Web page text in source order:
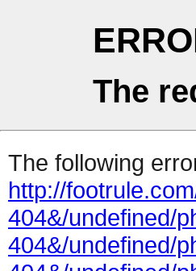
The
The following
http://
404&/undefined/
404&/undefined/